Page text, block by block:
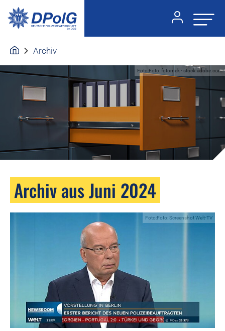
Archiv
Foto:Foto: fotomek - stock.adobe.com
Archiv aus Juni 2024
Foto:Foto: Screenshot Welt-TV